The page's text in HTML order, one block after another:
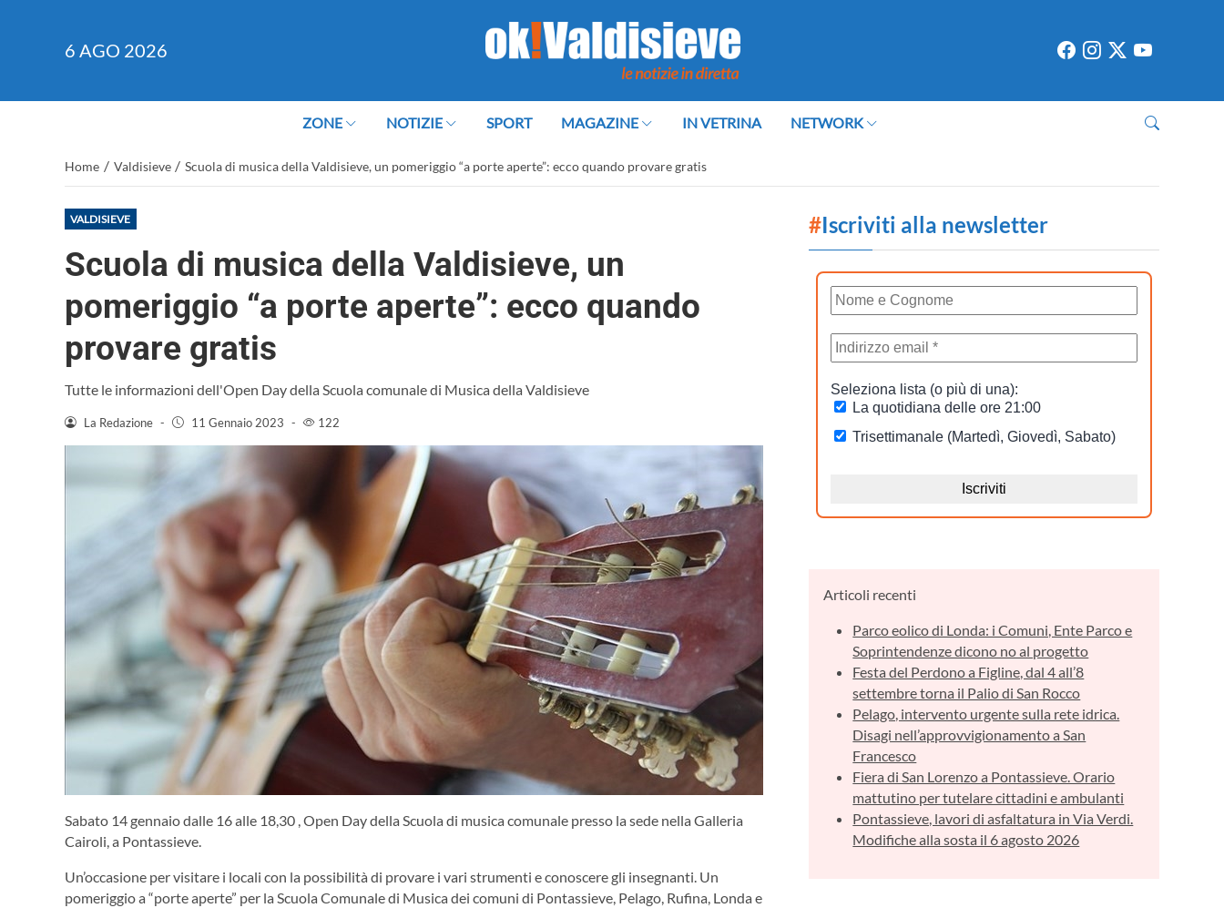
6 AGO 2026
ZONE NOTIZIE SPORT MAGAZINE IN VETRINA NETWORK
Home / Valdisieve / Scuola di musica della Valdisieve, un pomeriggio “a porte aperte”: ecco quando provare gratis
VALDISIEVE
Scuola di musica della Valdisieve, un
pomeriggio “a porte aperte”: ecco quando
provare gratis
Tutte le informazioni dell'Open Day della Scuola comunale di Musica della Valdisieve
La Redazione - 11 Gennaio 2023 - 122
Sabato 14 gennaio dalle 16 alle 18,30 , Open Day della Scuola di musica comunale presso la sede nella Galleria
Cairoli, a Pontassieve.
Un’occasione per visitare i locali con la possibilità di provare i vari strumenti e conoscere gli insegnanti. Un
pomeriggio a “porte aperte” per la Scuola Comunale di Musica dei comuni di Pontassieve, Pelago, Rufina, Londa e
#Iscriviti alla newsletter
Articoli recenti
Parco eolico di Londa: i Comuni, Ente Parco e
Soprintendenze dicono no al progetto
Festa del Perdono a Figline, dal 4 all’8
settembre torna il Palio di San Rocco
Pelago, intervento urgente sulla rete idrica.
Disagi nell’approvvigionamento a San
Francesco
Fiera di San Lorenzo a Pontassieve. Orario
mattutino per tutelare cittadini e ambulanti
Pontassieve, lavori di asfaltatura in Via Verdi.
Modifiche alla sosta il 6 agosto 2026